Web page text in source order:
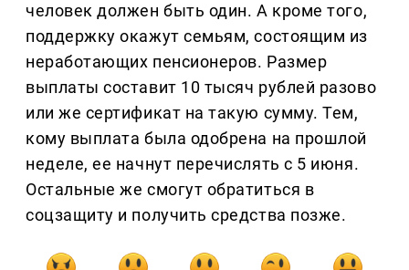
человек должен быть один. А кроме того,
поддержку окажут семьям, состоящим из
неработающих пенсионеров. Размер
выплаты составит 10 тысяч рублей разово
или же сертификат на такую сумму. Тем,
кому выплата была одобрена на прошлой
неделе, ее начнут перечислять с 5 июня.
Остальные же смогут обратиться в
соцзащиту и получить средства позже.